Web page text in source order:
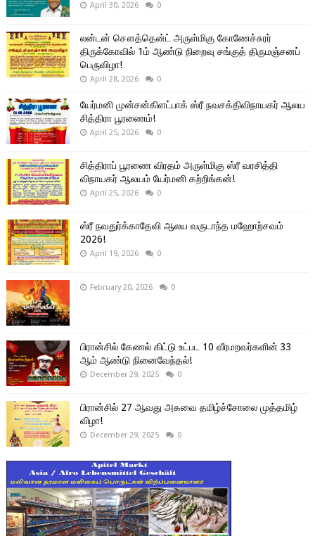
April 30, 2026 0
லன்டன் சௌத்தென்ட் அருள்மிகு கோணேச்சுரர்
திருக்கோவில் 1ம் ஆண்டு நிறைவு சங்குத் திருமஞ்சனப்
பெருவிழா!
April 28, 2026 0
யேர்மனி முன்சன்கிளட்பாக் ஸ்ரீ நவசக்திவிநாயகர் ஆலய
சித்திரா பூரணைம்!
April 25, 2026 0
சித்திராப் பூரணை விரதம் அருள்மிகு ஸ்ரீ வரசித்தி
விநாயகர் ஆலயம் யேர்மனி கற்றிங்கன்!
April 25, 2026 0
ஸ்ரீ நவதுர்க்காதேவி ஆலய வருடாந்த மஹோற்சவம்
2026!
April 19, 2026 0
February 20, 2026 0
பிரான்சில் கேணல் கிட்டு உட்பட 10 வீரமறவர்களின் 33
ஆம் ஆண்டு நினைவேந்தல்!
December 29, 2025 0
பிரான்சில் 27 ஆவது அகவை தமிழ்ச்சோலை முத்தமிழ்
விழா!
December 29, 2025 0